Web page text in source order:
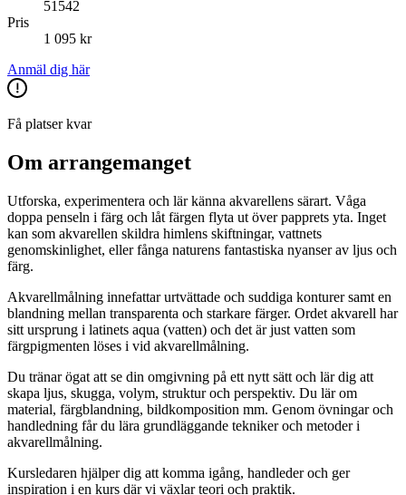
51542
Pris
1 095 kr
Anmäl dig här
Få platser kvar
Om arrangemanget
Utforska, experimentera och lär känna akvarellens särart. Våga
doppa penseln i färg och låt färgen flyta ut över papprets yta. Inget
kan som akvarellen skildra himlens skiftningar, vattnets
genomskinlighet, eller fånga naturens fantastiska nyanser av ljus och
färg.
Akvarellmålning innefattar urtvättade och suddiga konturer samt en
blandning mellan transparenta och starkare färger. Ordet akvarell har
sitt ursprung i latinets aqua (vatten) och det är just vatten som
färgpigmenten löses i vid akvarellmålning.
Du tränar ögat att se din omgivning på ett nytt sätt och lär dig att
skapa ljus, skugga, volym, struktur och perspektiv. Du lär om
material, färgblandning, bildkomposition mm. Genom övningar och
handledning får du lära grundläggande tekniker och metoder i
akvarellmålning.
Kursledaren hjälper dig att komma igång, handleder och ger
inspiration i en kurs där vi växlar teori och praktik.